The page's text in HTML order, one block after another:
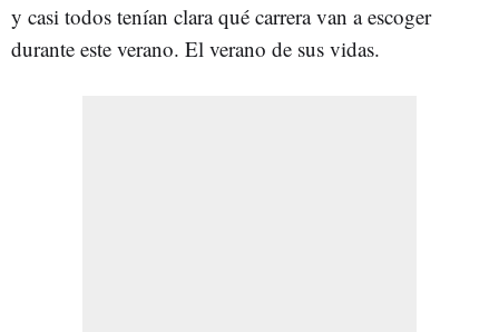
y casi todos tenían clara qué carrera van a escoger
durante este verano. El verano de sus vidas.